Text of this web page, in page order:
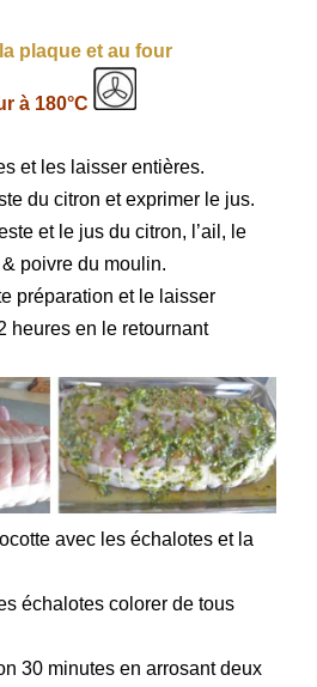
plaque et au four
à 180°C
et les laisser entières.
du citron et exprimer le jus.
et le jus du citron, l’ail, le
poivre du moulin.
préparation et le laisser
heures en le retournant
avec les échalotes et la
échalotes colorer de tous
30 minutes en arrosant deux